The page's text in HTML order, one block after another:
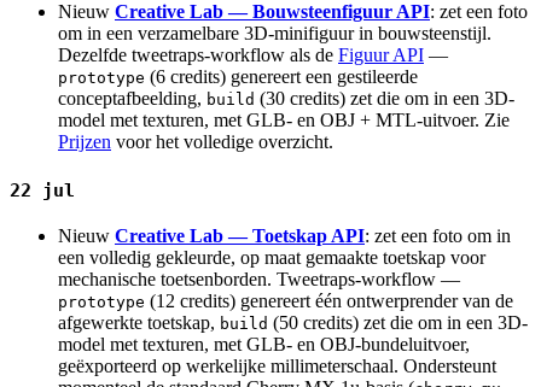
Nieuw Creative Lab — Bouwsteenfiguur API: zet een foto
om in een verzamelbare 3D-minifiguur in bouwsteenstijl.
Dezelfde tweetraps-workflow als de Figuur API —
prototype (6 credits) genereert een gestileerde
conceptafbeelding, build (30 credits) zet die om in een 3D-
model met texturen, met GLB- en OBJ + MTL-uitvoer. Zie
Prijzen voor het volledige overzicht.
22 jul
Nieuw Creative Lab — Toetskap API: zet een foto om in
een volledig gekleurde, op maat gemaakte toetskap voor
mechanische toetsenborden. Tweetraps-workflow —
prototype (12 credits) genereert één ontwerprender van de
afgewerkte toetskap, build (50 credits) zet die om in een 3D-
model met texturen, met GLB- en OBJ-bundeluitvoer,
geëxporteerd op werkelijke millimeterschaal. Ondersteunt